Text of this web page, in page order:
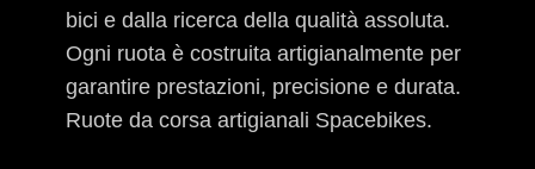
bici e dalla ricerca della qualità assoluta.
Ogni ruota è costruita artigianalmente per
garantire prestazioni, precisione e durata.
Ruote da corsa artigianali Spacebikes.